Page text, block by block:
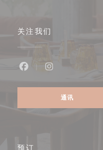
关注我们
通讯
预订